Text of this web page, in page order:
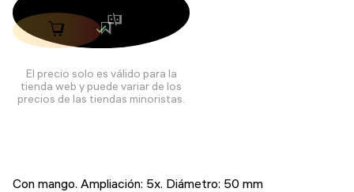
El precio solo es válido para la
tienda web y puede variar de los
precios de las tiendas minoristas.
Con mango. Ampliación: 5x. Diámetro: 50 mm